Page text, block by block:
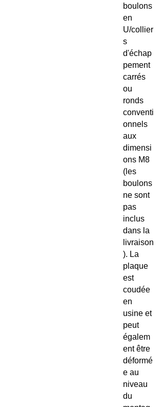
boulons
en
U/collier
s
d'échap
pement
carrés
ou
ronds
conventi
onnels
aux
dimensi
ons M8
(les
boulons
ne sont
pas
inclus
dans la
livraison
). La
plaque
est
coudée
en
usine et
peut
égalem
ent être
déformé
e au
niveau
du